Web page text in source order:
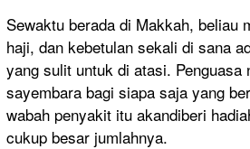
Sewaktu berada di Makkah, beliau
haji, dan kebetulan sekali di sana
yang sulit untuk di atasi. Penguasa
sayembara bagi siapa saja yang
wabah penyakit itu akandiberi
cukup besar jumlahnya.